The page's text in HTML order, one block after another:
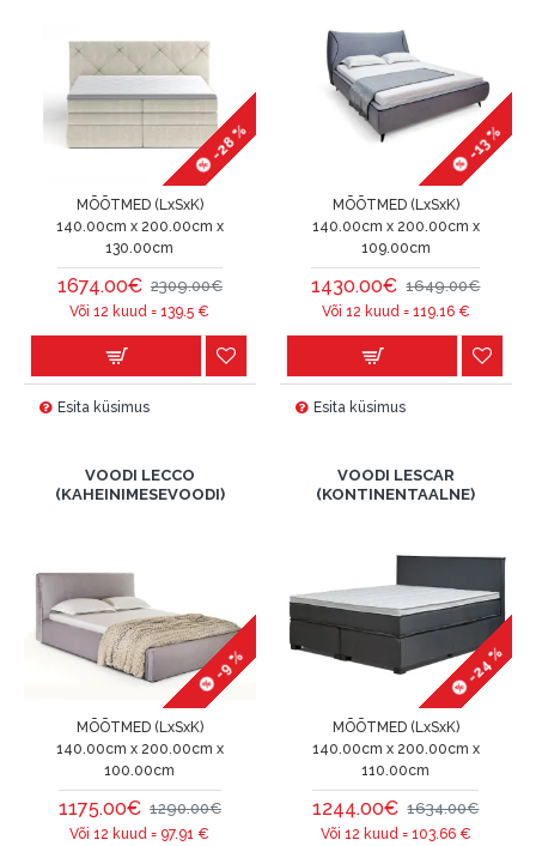
-28 %
MÕÕTMED (LxSxK)
140.00cm x 200.00cm x
130.00cm
1674.00€ 2309.00€
Või 12 kuud =139.5 €
Esita küsimus
-13 %
MÕÕTMED (LxSxK)
140.00cm x 200.00cm x
109.00cm
1430.00€ 1649.00€
Või 12 kuud = 119.16€
Esita küsimus
VOODI LECCO
(KAHEINIMESEVOODI)
-9 %
MÕÕTMED (LxSxK)
140.00cm x 200.00cm x
100.00cm
1175.00€ 1290.00€
Või 12 kuud = 97.91 €
VOODI LESCAR
(KONTINENTAALNE)
-24 %
MÕÕTMED (LxSxK)
140.00cm x 200.00cm x
110.00cm
1244.00€ 1634.00€
Või 12 kuud = 103.66€